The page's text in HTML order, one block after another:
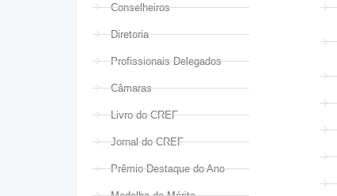
Conselheiros
Diretoria
Profissionais Delegados
Câmaras
Livro do CREF
Jornal do CREF
Prêmio Destaque do Ano